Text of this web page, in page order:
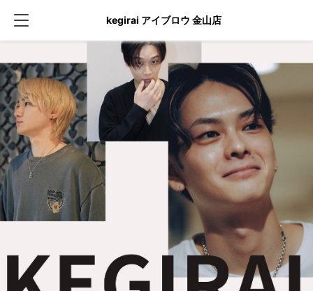
kegirai アイブロウ 金山店